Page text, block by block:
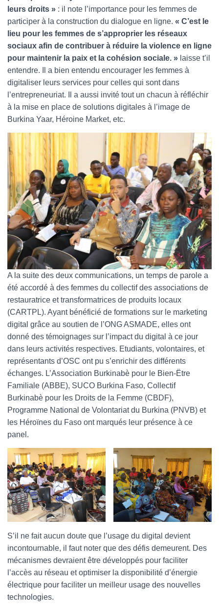
leurs droits » : il note l’importance pour les femmes de
participer à la construction du dialogue en ligne. « C’est le
lieu pour les femmes de s’approprier les réseaux
sociaux afin de contribuer à réduire la violence en ligne
pour maintenir la paix et la cohésion sociale. » laisse t’il
entendre. Il a bien entendu encourager les femmes à
digitaliser leurs services pour celles qui sont dans
l’entrepreneuriat. Il a aussi invité tout un chacun à réfléchir
à la mise en place de solutions digitales à l’image de
Burkina Yaar, Héroine Market, etc.
A la suite des deux communications, un temps de parole a
été accordé à des femmes du collectif des associations de
restauratrice et transformatrices de produits locaux
(CARTPL). Ayant bénéficié de formations sur le marketing
digital grâce au soutien de l’ONG ASMADE, elles ont
donné des témoignages sur l’impact du digital à ce jour
dans leurs activités respectives. Etudiants, volontaires, et
représentants d’OSC ont pu s’enrichir des différents
échanges. L’Association Burkinabè pour le Bien-Ëtre
Familiale (ABBE), SUCO Burkina Faso, Collectif
Burkinabè pour les Droits de la Femme (CBDF),
Programme National de Volontariat du Burkina (PNVB) et
les Héroïnes du Faso ont marqués leur présence à ce
panel.
S’il ne fait aucun doute que l’usage du digital devient
incontournable, il faut noter que des défis demeurent. Des
mécanismes devraient être développés pour faciliter
l’accès au réseau et optimiser la disponibilité d’énergie
électrique pour faciliter un meilleur usage des nouvelles
technologies.